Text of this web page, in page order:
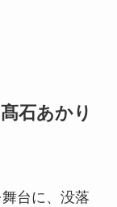
石あかり
台に、没落